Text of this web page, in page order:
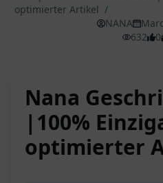
optimierter Artikel /
NANA
632
0
Nana
|100%
optimierter